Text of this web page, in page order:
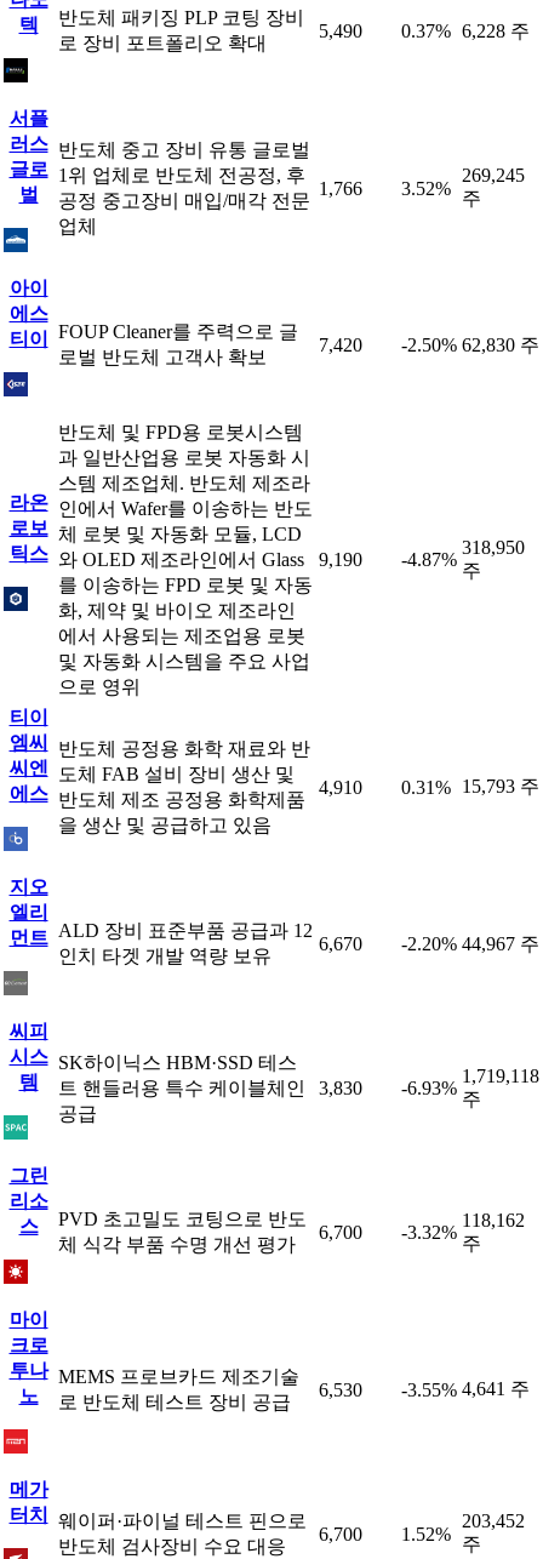
텍
반도체 패키징 PLP 코팅 장비
로 장비 포트폴리오 확대
5,490 0.37% 6,228 주
서플
러스
글로
벌
반도체 중고 장비 유통 글로벌
1위 업체로 반도체 전공정, 후
공정 중고장비 매입/매각 전문
업체
1,766 3.52%
269,245
주
아이
에스
티이
FOUP Cleaner를 주력으로 글
로벌 반도체 고객사 확보
7,420 -2.50% 62,830 주
라온
로보
틱스
반도체 및 FPD용 로봇시스템
과 일반산업용 로봇 자동화 시
스템 제조업체. 반도체 제조라
인에서 Wafer를 이송하는 반도
체 로봇 및 자동화 모듈, LCD
와 OLED 제조라인에서 Glass
를 이송하는 FPD 로봇 및 자동
화, 제약 및 바이오 제조라인
에서 사용되는 제조업용 로봇
및 자동화 시스템을 주요 사업
으로 영위
9,190 -4.87%
318,950
주
티이
엠씨
씨엔
에스
반도체 공정용 화학 재료와 반
도체 FAB 설비 장비 생산 및
반도체 제조 공정용 화학제품
을 생산 및 공급하고 있음
4,910 0.31% 15,793 주
지오
엘리
먼트 ALD 장비 표준부품 공급과 12
인치 타겟 개발 역량 보유
6,670 -2.20% 44,967 주
씨피
시스
템
SK하이닉스 HBM·SSD 테스
트 핸들러용 특수 케이블체인
공급
3,830 -6.93%
1,719,118
주
그린
리소
스
PVD 초고밀도 코팅으로 반도
체 식각 부품 수명 개선 평가
6,700 -3.32%
118,162
주
마이
크로
투나
노
MEMS 프로브카드 제조기술
로 반도체 테스트 장비 공급
6,530 -3.55% 4,641 주
메가
터치
웨이퍼·파이널 테스트 핀으로
반도체 검사장비 수요 대응
6,700 1.52%
203,452
주